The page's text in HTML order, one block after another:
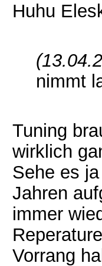
Huhu
nimmt
Tuning
wirklich
Sehe es
Jahren
immer
Vorrang